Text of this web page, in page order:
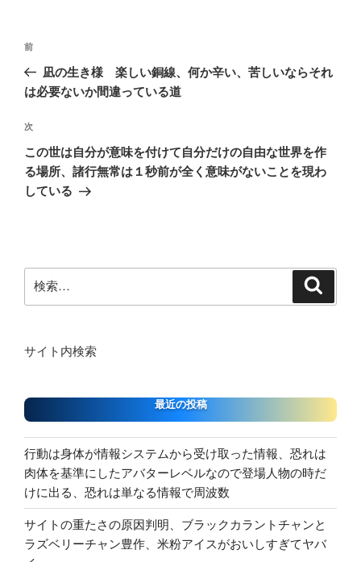
投
ナ
ゲ
ー
シ
ョ
前
の
投
前
凪の生き様 楽しい銅線、何か辛い、苦しいならそれ
は必要ないか間違っている道
次
の
投
稿
次
この世は自分が意味を付けて自分だけの自由な世界を作
る場所、諸行無常は１秒前が全く意味がないことを現わ
している
索:
サイト内検索
最近の投稿
行動は身体が情報システムから受け取った情報、恐れは
肉体を基準にしたアバターレベルなので登場人物の時だ
けに出る、恐れは単なる情報で周波数
サイトの重たさの原因判明、ブラックカラントチャンと
ラズベリーチャン豊作、米粉アイスがおいしすぎてヤバ